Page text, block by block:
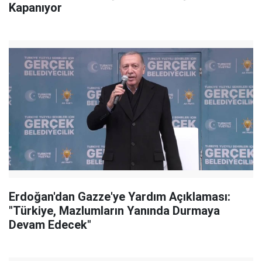
Kapanıyor
Erdoğan'dan Gazze'ye Yardım Açıklaması:
"Türkiye, Mazlumların Yanında Durmaya
Devam Edecek"